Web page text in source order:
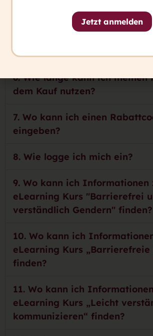
4. Wann kann ich mit dem
Kurs?
6. Wie lange kann ich meinen
dem Kauf nutzen?
7. Wo kann ich einen
eingeben?
8. Wie logge ich mich ein?
9. Wo kann ich Informationen
eLearning Kurs "Barrierefrei
verständlich Gendern" finden?
10. Wo kann ich
eLearning Kurs „Barrierefreie
finden?
11. Wo kann ich
eLearning Kurs „Leicht
kommunizieren“ finden?
Jetzt anmelden